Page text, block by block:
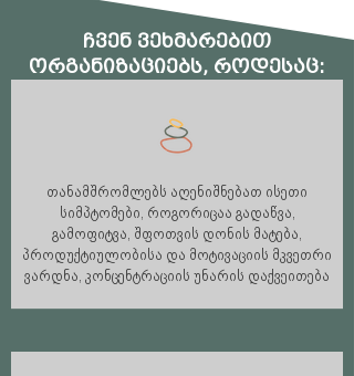
ჩვენ ვეხმარებით
ორგანიზაციებს, როდესაც:
თანამშრომლებს აღენიშნებათ ისეთი
სიმპტომები, როგორიცაა გადაწვა,
გამოფიტვა, შფოთვის დონის მატება,
პროდუქტიულობისა და მოტივაციის მკვეთრი
ვარდნა, კონცენტრაციის უნარის დაქვეითება